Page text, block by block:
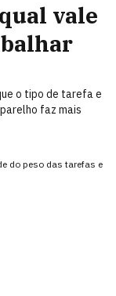
vale
o tipo de tarefa e
faz mais
do peso das tarefas e